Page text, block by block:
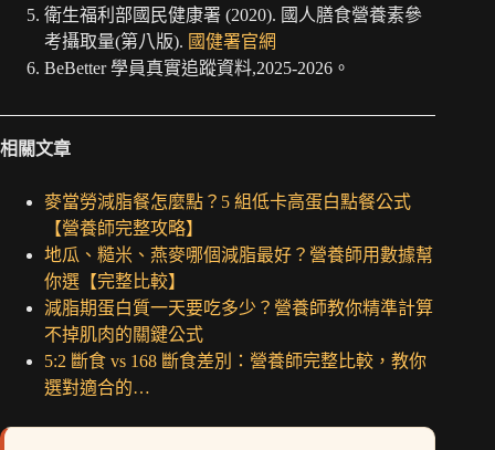
衛生福利部國民健康署 (2020). 國人膳食營養素參
考攝取量(第八版). 國健署官網
BeBetter 學員真實追蹤資料,2025-2026。
相關文章
麥當勞減脂餐怎麼點？5 組低卡高蛋白點餐公式
【營養師完整攻略】
地瓜、糙米、燕麥哪個減脂最好？營養師用數據幫
你選【完整比較】
減脂期蛋白質一天要吃多少？營養師教你精準計算
不掉肌肉的關鍵公式
5:2 斷食 vs 168 斷食差別：營養師完整比較，教你
選對適合的…